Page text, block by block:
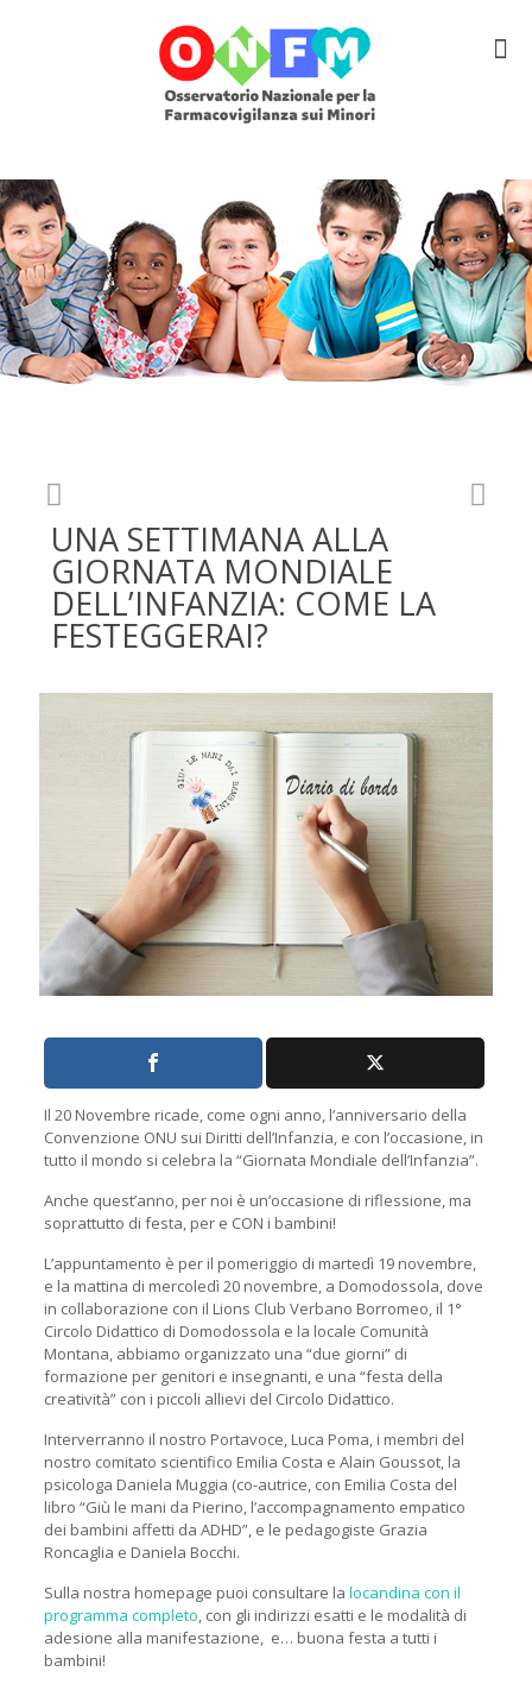
UNA SETTIMANA ALLA
GIORNATA MONDIALE
DELL’INFANZIA: COME LA
FESTEGGERAI?
Il 20 Novembre ricade, come ogni anno, l’anniversario della
Convenzione ONU sui Diritti dell’Infanzia, e con l’occasione, in
tutto il mondo si celebra la “Giornata Mondiale dell’Infanzia”.
Anche quest’anno, per noi è un’occasione di riflessione, ma
soprattutto di festa, per e CON i bambini!
L’appuntamento è per il pomeriggio di martedì 19 novembre,
e la mattina di mercoledì 20 novembre, a Domodossola, dove
in collaborazione con il Lions Club Verbano Borromeo, il 1°
Circolo Didattico di Domodossola e la locale Comunità
Montana, abbiamo organizzato una “due giorni” di
formazione per genitori e insegnanti, e una “festa della
creatività” con i piccoli allievi del Circolo Didattico.
Interverranno il nostro Portavoce, Luca Poma, i membri del
nostro comitato scientifico Emilia Costa e Alain Goussot, la
psicologa Daniela Muggia (co-autrice, con Emilia Costa del
libro “Giù le mani da Pierino, l’accompagnamento empatico
dei bambini affetti da ADHD”, e le pedagogiste Grazia
Roncaglia e Daniela Bocchi.
Sulla nostra homepage puoi consultare la locandina con il
programma completo, con gli indirizzi esatti e le modalità di
adesione alla manifestazione, e… buona festa a tutti i
bambini!